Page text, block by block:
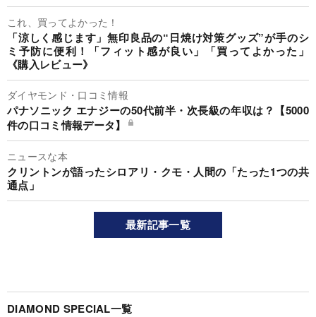
これ、買ってよかった！
「涼しく感じます」無印良品の“日焼け対策グッズ”が手のシ
ミ予防に便利！「フィット感が良い」「買ってよかった」
《購入レビュー》
ダイヤモンド・口コミ情報
パナソニック エナジーの50代前半・次長級の年収は？【5000
件の口コミ情報データ】
ニュースな本
クリントンが語ったシロアリ・クモ・人間の「たった1つの共
通点」
最新記事一覧
DIAMOND SPECIAL一覧